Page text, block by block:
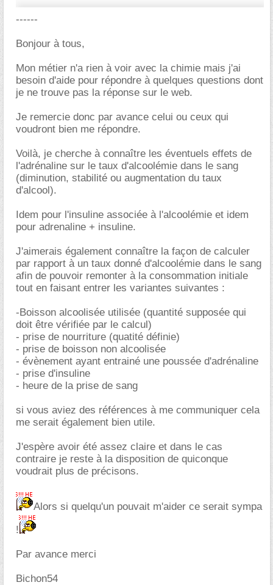
------
Bonjour à tous,
Mon métier n'a rien à voir avec la chimie mais j'ai
besoin d'aide pour répondre à quelques questions dont
je ne trouve pas la réponse sur le web.
Je remercie donc par avance celui ou ceux qui
voudront bien me répondre.
Voilà, je cherche à connaître les éventuels effets de
l'adrénaline sur le taux d'alcoolémie dans le sang
(diminution, stabilité ou augmentation du taux
d'alcool).
Idem pour l'insuline associée à l'alcoolémie et idem
pour adrenaline + insuline.
J'aimerais également connaître la façon de calculer
par rapport à un taux donné d'alcoolémie dans le sang
afin de pouvoir remonter à la consommation initiale
tout en faisant entrer les variantes suivantes :
-Boisson alcoolisée utilisée (quantité supposée qui
doit être vérifiée par le calcul)
- prise de nourriture (quatité définie)
- prise de boisson non alcoolisée
- évènement ayant entrainé une poussée d'adrénaline
- prise d'insuline
- heure de la prise de sang
si vous aviez des références à me communiquer cela
me serait également bien utile.
J'espère avoir été assez claire et dans le cas
contraire je reste à la disposition de quiconque
voudrait plus de précisons.
Alors si quelqu'un pouvait m'aider ce serait sympa
!
Par avance merci
Bichon54